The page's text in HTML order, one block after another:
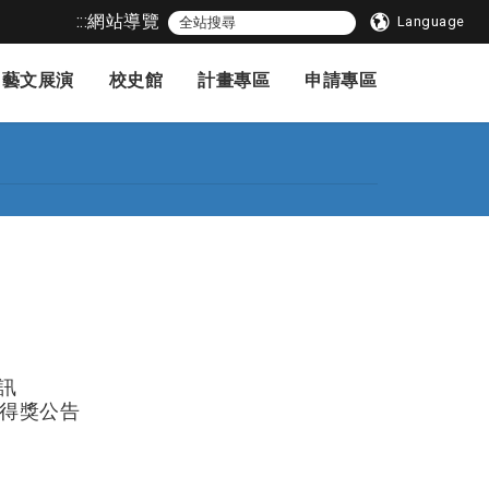
:::網站導覽 Language
藝文展演 校史館 計畫專區 申請專區
獎公告